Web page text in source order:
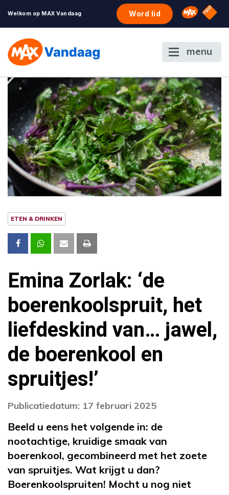
Welkom op MAX Vandaag Word lid Omroep
NPO
menu
ETEN & DRINKEN
Emina Zorlak: ‘de
boerenkoolspruit, het
liefdeskind van… jawel,
de boerenkool en
spruitjes!’
Publicatiedatum: 17 februari 2025
Beeld u eens het volgende in: de
nootachtige, kruidige smaak van
boerenkool, gecombineerd met het zoete
van spruitjes. Wat krijgt u dan?
Boerenkoolspruiten! Mocht u nog niet